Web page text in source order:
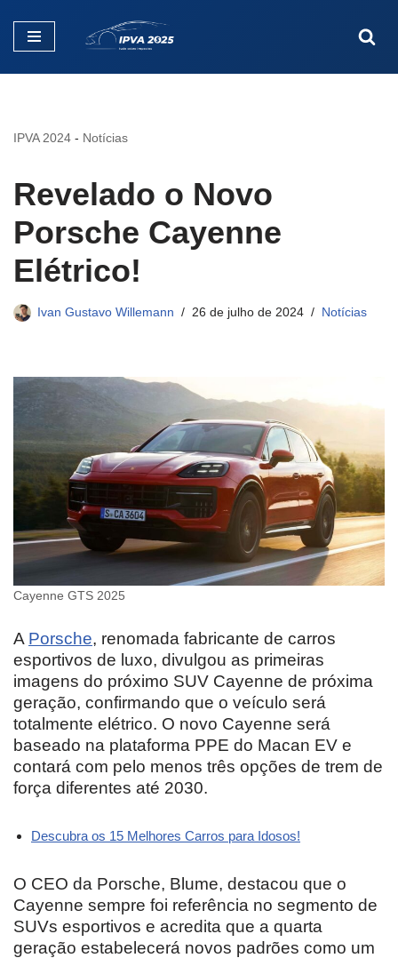
Pular
IPVA 2024 - Notícias
Revelado o Novo
Porsche Cayenne
Elétrico!
Ivan Gustavo Willemann 26 de julho de 2024 Notícias
Cayenne GTS 2025
A Porsche, renomada fabricante de carros
esportivos de luxo, divulgou as primeiras
imagens do próximo SUV Cayenne de próxima
geração, confirmando que o veículo será
totalmente elétrico. O novo Cayenne será
baseado na plataforma PPE do Macan EV e
contará com pelo menos três opções de trem de
força diferentes até 2030.
Descubra os 15 Melhores Carros para Idosos!
O CEO da Porsche, Blume, destacou que o
Cayenne sempre foi referência no segmento de
SUVs esportivos e acredita que a quarta
geração estabelecerá novos padrões como um